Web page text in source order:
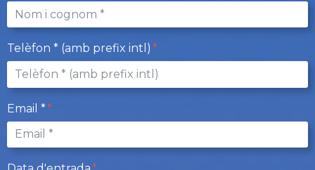
Telèfon * (amb prefix intl)
Email *